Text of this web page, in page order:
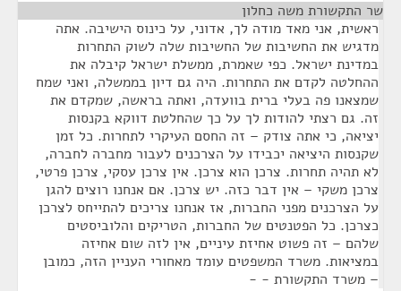
שר התקשורת משה כחלון
ראשית, אני מאד מודה לך, אדוני, על כינוס הישיבה. אתה
מדגיש את החשיבות של החשיבות שלה לשוק התחרות
במדינת ישראל. כפי שאמרת, ממשלת ישראל קיבלה את
ההחלטה לקדם את התחרות. היה גם דיון בממשלה, ואני שמח
שמצאנו פה בעלי ברית בוועדה, ואתה בראשה, שמקדם את
זה. גם רצתי להודות לך על כך שהחלטת דווקא בקנסות
יציאה, כי אתה צודק – זה החסם העיקרי לתחרות. כל זמן
שקנסות היציאה יכבידו על הצרכנים לעבור מחברה לחברה,
לא תהיה תחרות. צרכן הוא צרכן. אין צרכן עסקי, צרכן פרטי,
צרכן משקי – אין דבר כזה. יש צרכן. אם אנחנו רוצים להגן
על הצרכנים מפני החברות, אז אנחנו צריכים להתייחס לצרכן
כצרכן. כל הפטנטים של החברות, הטריקים והלוביסטים
שלהם – זה פשוט אחיזת עיניים, אין לזה שום אחיזה
במציאות. משרד המשפטים עומד מאחורי העניין הזה, כמובן
– משרד התקשורת - -